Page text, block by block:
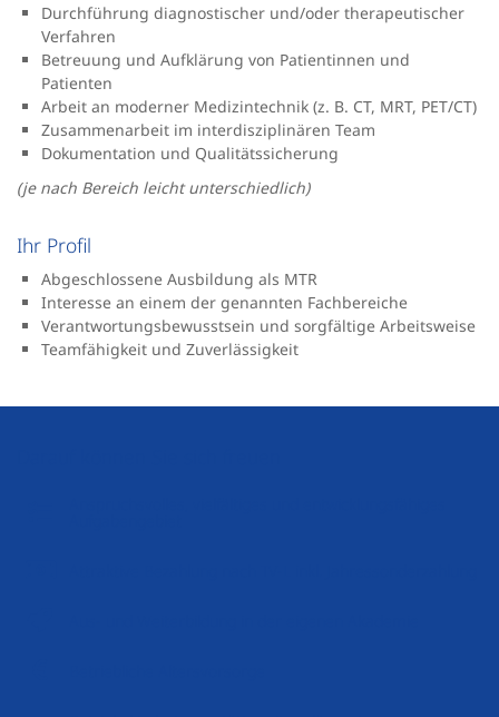
Durchführung diagnostischer und/oder therapeutischer
Verfahren
Betreuung und Aufklärung von Patientinnen und
Patienten
Arbeit an moderner Medizintechnik (z. B. CT, MRT, PET/CT)
Zusammenarbeit im interdisziplinären Team
Dokumentation und Qualitätssicherung
(je nach Bereich leicht unterschiedlich)
Ihr Profil
Abgeschlossene Ausbildung als MTR
Interesse an einem der genannten Fachbereiche
Verantwortungsbewusstsein und sorgfältige Arbeitsweise
Teamfähigkeit und Zuverlässigkeit